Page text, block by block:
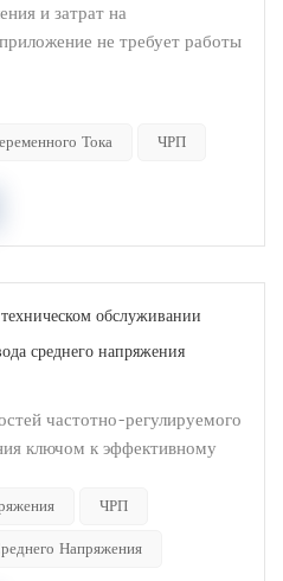
и затрат на
не требует работы
регулируемый
приводов.
согласовать скорость
с требованиями
Тока ЧРП
обслуживании
среднего напряжения
частотно-регулируемого
ключом к эффективному
оборудования и
применения, есть много
ЧРП
Напряжения